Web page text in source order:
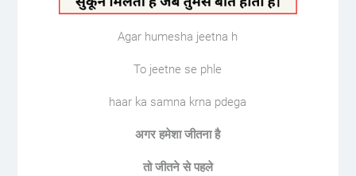
Agar humesha jeetna h
To jeetne se phle
haar ka samna krna pdega
अगर हमेशा जीतना है
तो जीतने से पहले